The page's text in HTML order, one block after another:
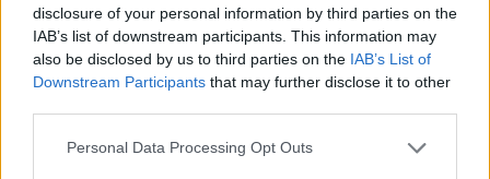
disclosure of your personal information by third parties on the
IAB’s list of downstream participants. This information may
also be disclosed by us to third parties on the IAB’s List of
Downstream Participants that may further disclose it to other
Personal Data Processing Opt Outs
έχουν κατακλύσει τις
ελληνικές θάλασσες-Ποια
είναι τοξικά κι επικίνδυνα
ΑΒΥ Πρίγκιπας Χασάν της Ιορδανίας